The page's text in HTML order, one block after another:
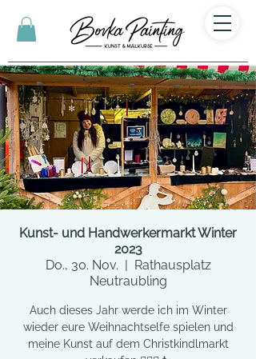
Kunst- und Handwerkermarkt Winter
2023
Do., 30. Nov.
  |
Rathausplatz
Neutraubling
Auch dieses Jahr werde ich im Winter
wieder eure Weihnachtselfe spielen und
meine Kunst auf dem Christkindlmarkt